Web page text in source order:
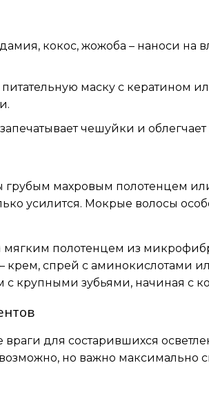
кокос, жожоба – наноси на
маску с кератином
чешуйки и
махровым полотенцем или
усилится. Мокрые волосы
полотенцем из
спрей с аминокислотами
с крупными зубьями, начиная с
для состарившихся
но важно максимально